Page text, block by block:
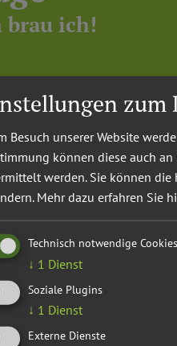
brau ich!
zum
Besuch unserer Website
können diese auch an
werden. Sie können
Mehr dazu erfahren Sie
Technisch notwendige Cookies
↓ 1 Dienst
Soziale Plugins
↓ 1 Dienst
Externe Dienste